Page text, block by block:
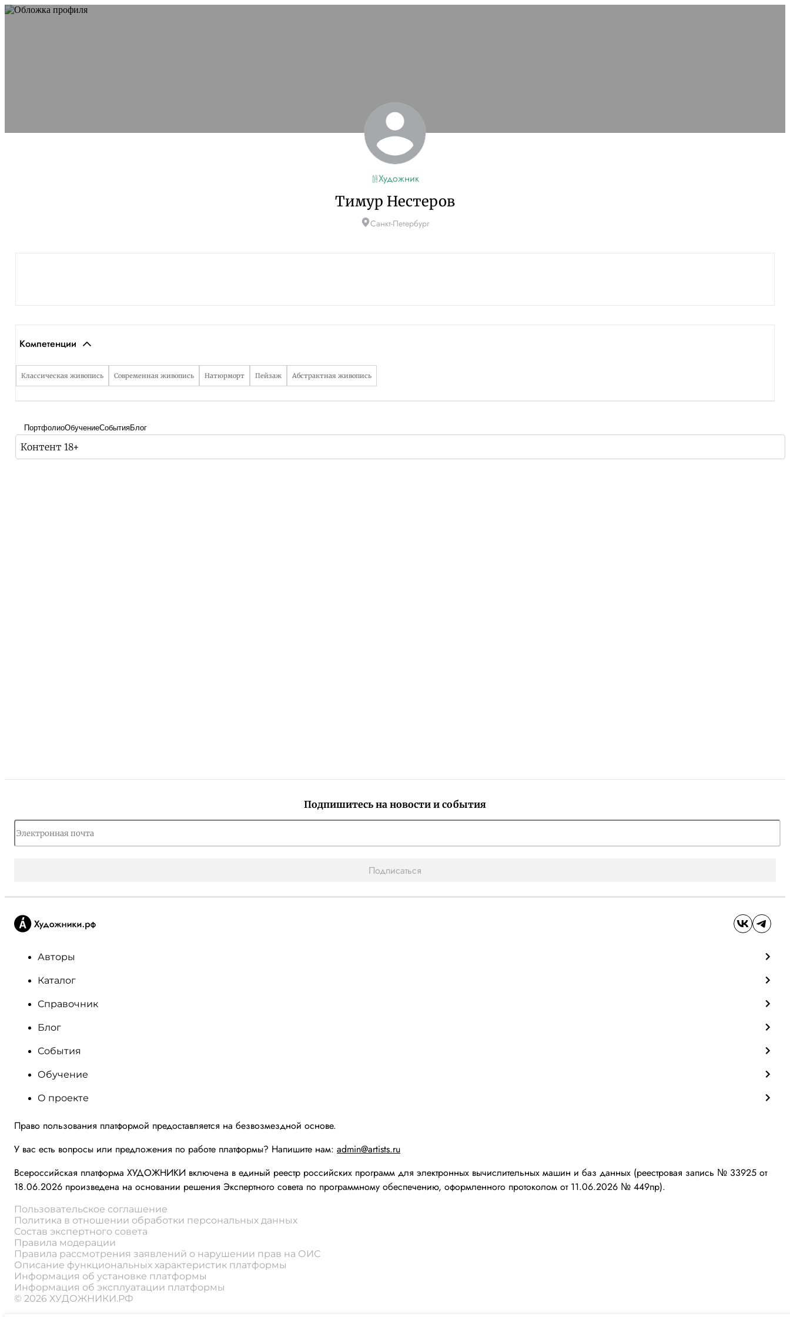
Художник
Тимур Нестеров
Санкт-Петербург
Компетенции
Классическая живопись Современная живопись Натюрморт Пейзаж Абстрактная живопись
ПортфолиоОбучениеСобытияБлог
Контент 18+
Подпишитесь на новости и события
Подписаться
Авторы
Каталог
Справочник
Блог
События
Обучение
О проекте
Право пользования платформой предоставляется на безвозмездной основе.
У вас есть вопросы или предложения по работе платформы? Напишите нам: admin@artists.ru
Всероссийская платформа ХУДОЖНИКИ включена в единый реестр российских программ для электронных вычислительных машин и баз данных (реестровая запись № 33925 от
18.06.2026 произведена на основании решения Экспертного совета по программному обеспечению, оформленного протоколом от 11.06.2026 № 449пр).
Пользовательское соглашение
Политика в отношении обработки персональных данных
Состав экспертного совета
Правила модерации
Правила рассмотрения заявлений о нарушении прав на ОИС
Описание функциональных характеристик платформы
Информация об установке платформы
Информация об эксплуатации платформы
© 2026 ХУДОЖНИКИ.РФ